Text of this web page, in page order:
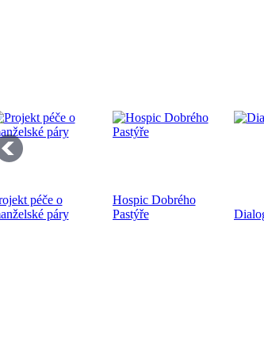
Bohoslužba ke dni
K ukončení 1. sv.
péče o
páry
Hospic Dobrého
Pastýře